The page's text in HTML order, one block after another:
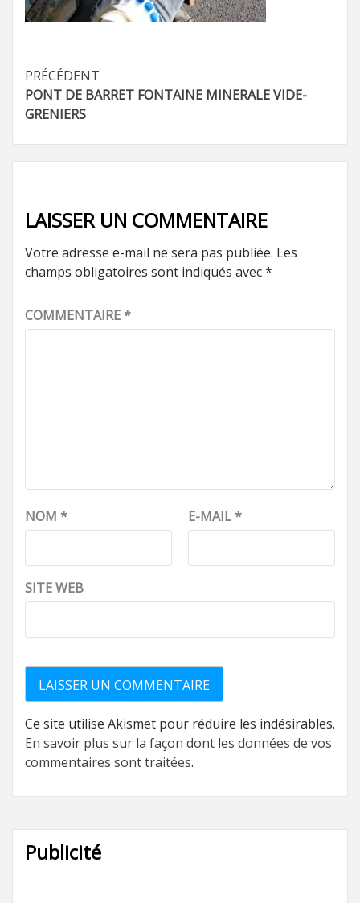
Navigation
d’article
PRÉCÉDENT
PONT DE BARRET FONTAINE MINERALE VIDE-
GRENIERS
LAISSER UN COMMENTAIRE
Votre adresse e-mail ne sera pas publiée. Les
champs obligatoires sont indiqués avec*
COMMENTAIRE*
NOM * E-MAIL*
SITE WEB
Ce site utilise Akismet pour réduire les indésirables.
En savoir plus sur la façon dont les données de vos
commentaires sont traitées.
Publicité